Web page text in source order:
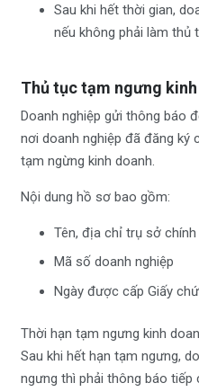
Sau khi hết thời gian,
nếu không phải làm thủ
Thủ tục tạm ngưng
Doanh nghiệp gửi thông báo
nơi doanh nghiệp đã đăng ký
tạm ngừng kinh doanh.
Nội dung hồ sơ bao gồm:
Tên, địa chỉ trụ sở chính
Mã số doanh nghiệp
Ngày được cấp Giấy
Thời hạn tạm ngưng kinh
Sau khi hết hạn tạm ngưng,
ngưng thì phải thông báo tiếp